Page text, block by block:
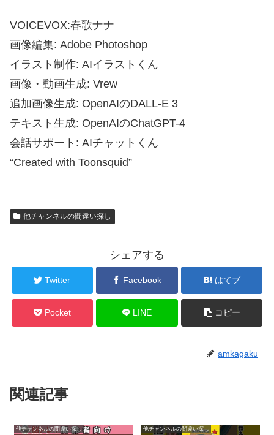
VOICEVOX:春歌ナナ
画像編集: Adobe Photoshop
イラスト制作: AIイラストくん
画像・動画生成: Vrew
追加画像生成: OpenAIのDALL-E 3
テキスト生成: OpenAIのChatGPT-4
会話サポート: AIチャットくん
“Created with Toonsquid”
他チャンネルの間違い探し
シェアする
Twitter Facebook はてブ
Pocket LINE コピー
amkagaku
関連記事
他チャンネルの間違い探し 他チャンネルの間違い探し